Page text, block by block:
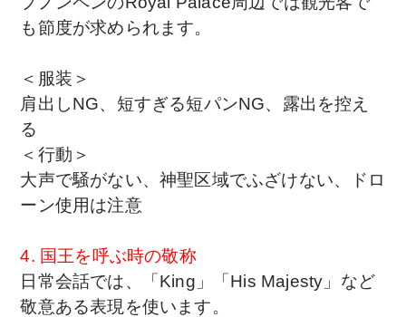
も節度が求められます。
＜服装＞
肩出しNG、 短すぎる短パンNG、 露出を控え
る
＜行動＞
大声で騒がない、 神聖区域でふざけない、
ドロ
ーン使用は注意
4. 国王を呼ぶ時の敬称
日常会話では、
「King」 「His Majesty」 など
敬意ある表現を使います。